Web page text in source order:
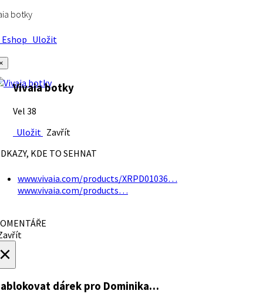
botky
Uložit
Vivaia botky
Vel 38
Uložit Zavřít
KDE TO SEHNAT
www.vivaia.com/products/XRPD01036…
www.vivaia.com/products…
dárek pro Dominika…